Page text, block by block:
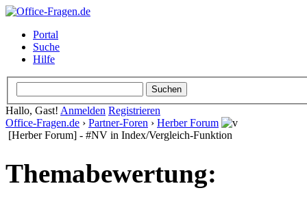
Portal
Suche
Hilfe
Hallo, Gast! Anmelden Registrieren
Office-Fragen.de › Partner-Foren › Herber Forum
[Herber Forum] - #NV in Index/Vergleich-Funktion
Themabewertung: